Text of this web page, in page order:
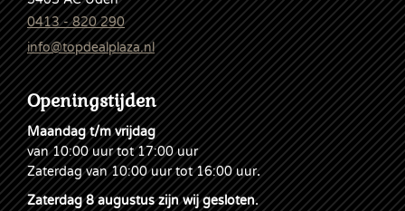
0413 - 820 290
info@topdealplaza.nl
Openingstijden
Maandag t/m vrijdag
van 10:00 uur tot 17:00 uur
Zaterdag van 10:00 uur tot 16:00 uur.
Zaterdag 8 augustus zijn wij gesloten.